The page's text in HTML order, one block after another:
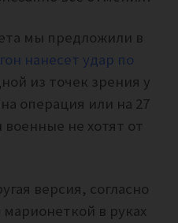
мы предложили в
нанесет удар по
из точек зрения у
операция или на 27
не хотят от
версия, согласно
в руках